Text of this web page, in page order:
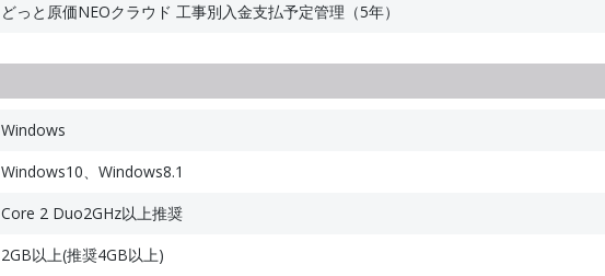
どっと原価NEOクラウド 工事別入金支払予定管理（5年）
Windows
Windows10、Windows8.1
Core 2 Duo2GHz以上推奨
2GB以上(推奨4GB以上)